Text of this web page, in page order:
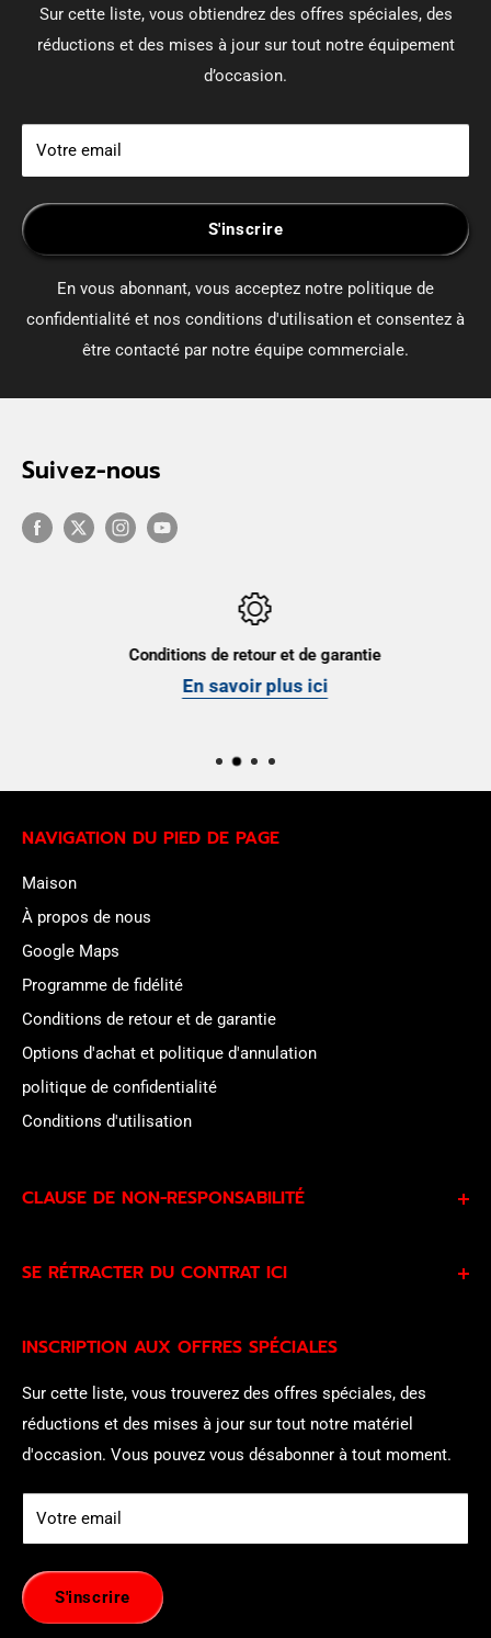
Sur cette liste, vous obtiendrez des offres spéciales, des
réductions et des mises à jour sur tout notre équipement
d’occasion.
Votre email
S'inscrire
En vous abonnant, vous acceptez notre politique de
confidentialité et nos conditions d'utilisation et consentez à
être contacté par notre équipe commerciale.
Suivez-nous
Conditions de retour et de garantie
En savoir plus ici
NAVIGATION DU PIED DE PAGE
Maison
À propos de nous
Google Maps
Programme de fidélité
Conditions de retour et de garantie
Options d'achat et politique d'annulation
politique de confidentialité
Conditions d'utilisation
INSCRIPTION AUX OFFRES SPÉCIALES
Sur cette liste, vous trouverez des offres spéciales, des
réductions et des mises à jour sur tout notre matériel
d'occasion. Vous pouvez vous désabonner à tout moment.
Votre email
S'inscrire
CLAUSE DE NON-RESPONSABILITÉ
notrepolitique de confidentialité etnos conditions
commerciale.
SE RÉTRACTER DU CONTRAT ICI
légal de rétractation ici :se rétracter du contrat ici